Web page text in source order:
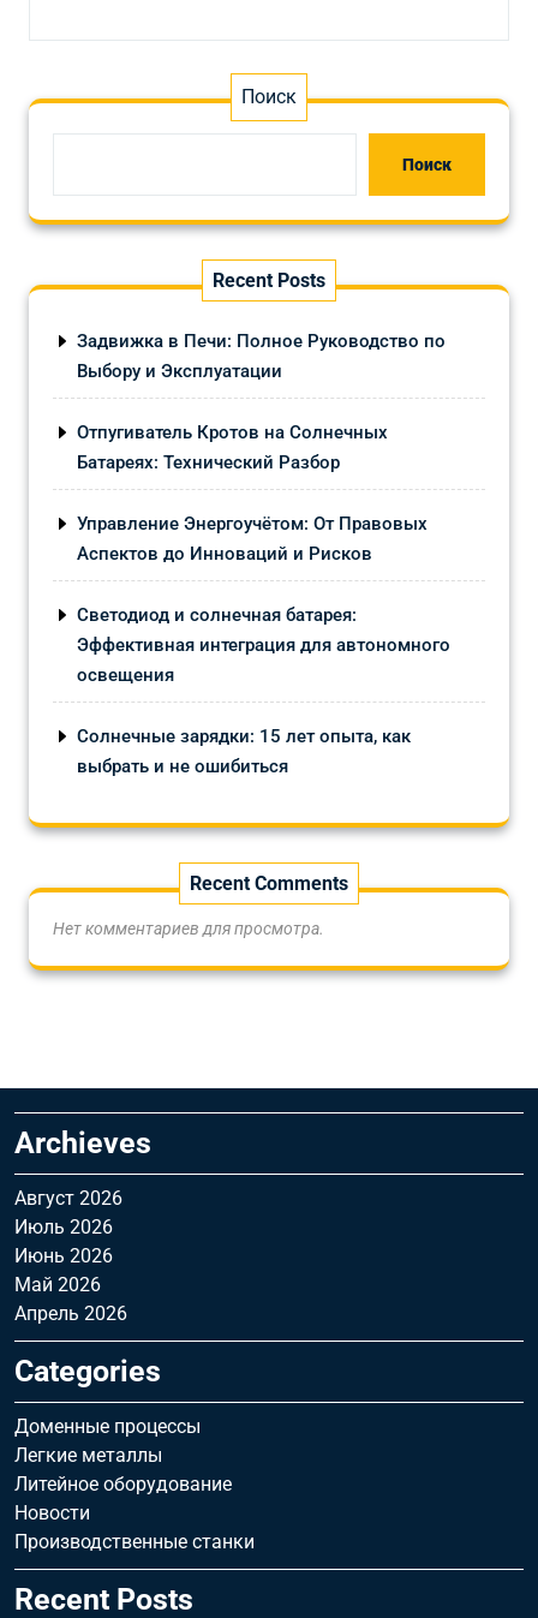
Поиск
Поиск
Recent Posts
Задвижка в Печи: Полное Руководство по
Выбору и Эксплуатации
Отпугиватель Кротов на Солнечных
Батареях: Технический Разбор
Управление Энергоучётом: От Правовых
Аспектов до Инноваций и Рисков
Светодиод и солнечная батарея:
Эффективная интеграция для автономного
освещения
Солнечные зарядки: 15 лет опыта, как
выбрать и не ошибиться
Recent Comments
Нет комментариев для просмотра.
Archieves
Август 2026
Июль 2026
Июнь 2026
Май 2026
Апрель 2026
Categories
Доменные процессы
Легкие металлы
Литейное оборудование
Новости
Производственные станки
Recent Posts